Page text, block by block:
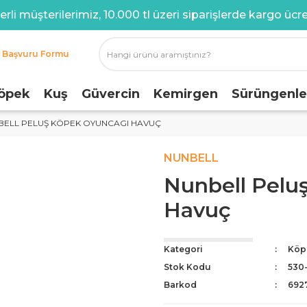
müşterilerimiz, 10.000 tl üzeri siparişlerde kargo
Başvuru Formu
Kuş Güvercin Kemirgen
PELUŞ KÖPEK OYUNCAGI HAVUÇ
NUNBELL
Nunbell
Havuç
Kategori
Stok Kodu
Barkod